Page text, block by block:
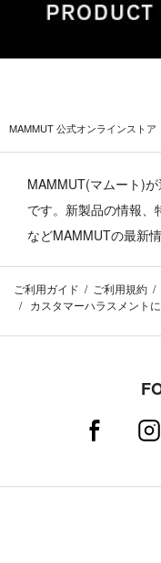
MAMMUT 公式オンラインストア
MAMMUT(マムート)
です。 新製品の情報、
などMAMMUTの最新
ご利用ガイド ご利用規約
カスタマーハラスメント